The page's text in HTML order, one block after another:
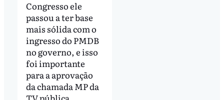
Congresso ele
passou a ter base
mais sólida com o
ingresso do PMDB
no governo, e isso
foi importante
para a aprovação
da chamada MP da